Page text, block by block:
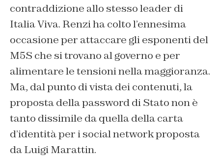
contraddizione allo stesso leader di
Italia Viva. Renzi ha colto l’ennesima
occasione per attaccare gli esponenti del
M5S che si trovano al governo e per
alimentare le tensioni nella maggioranza.
Ma, dal punto di vista dei contenuti, la
proposta della password di Stato non è
tanto dissimile da quella della carta
d’identità per i social network proposta
da Luigi Marattin.